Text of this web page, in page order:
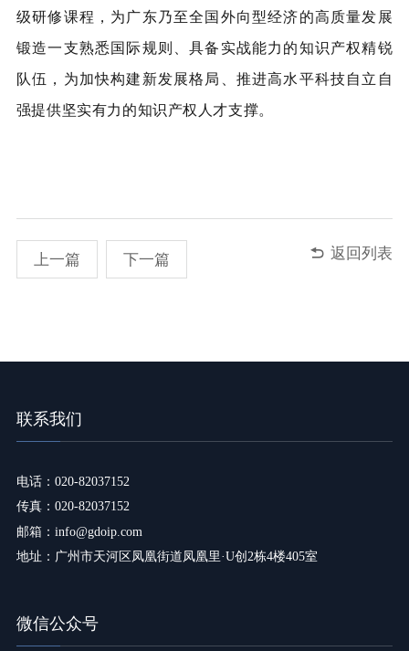
级研修课程，为广东乃至全国外向型经济的高质量发展
锻造一支熟悉国际规则、具备实战能力的知识产权精锐
队伍，为加快构建新发展格局、推进高水平科技自立自
强提供坚实有力的知识产权人才支撑。
上一篇 下一篇  返回列表
联系我们
电话：020-82037152
传真：020-82037152
邮箱：info@gdoip.com
地址：广州市天河区凤凰街道凤凰里·U创2栋4楼405室
微信公众号